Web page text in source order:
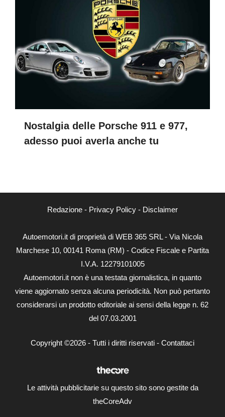
Nostalgia delle Porsche 911 e 977,
adesso puoi averla anche tu
Redazione - Privacy Policy - Disclaimer
Autoemotori.it di proprietà di WEB 365 SRL - Via Nicola
Marchese 10, 00141 Roma (RM) - Codice Fiscale e Partita
I.V.A. 12279101005
Autoemotori.it non è una testata giornalistica, in quanto
viene aggiornato senza alcuna periodicità. Non può pertanto
considerarsi un prodotto editoriale ai sensi della legge n. 62
del 07.03.2001
Copyright ©2026 - Tutti i diritti riservati - Contattaci
Le attività pubblicitarie su questo sito sono gestite da
theCoreAdv